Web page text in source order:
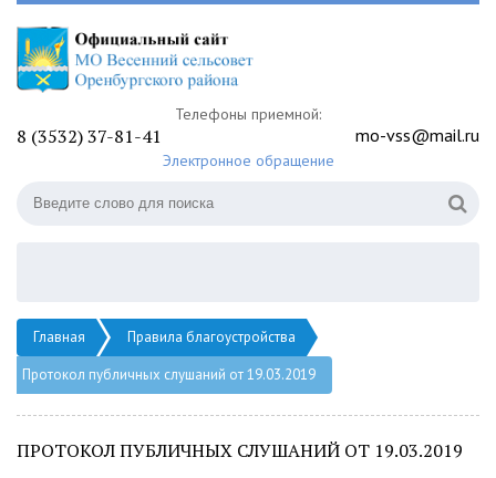
Телефоны приемной:
8 (3532) 37-81-41 mo-vss@mail.ru
Электронное обращение
Главная
Правила благоустройства
Протокол публичных слушаний от 19.03.2019
ПРОТОКОЛ ПУБЛИЧНЫХ СЛУШАНИЙ ОТ 19.03.2019